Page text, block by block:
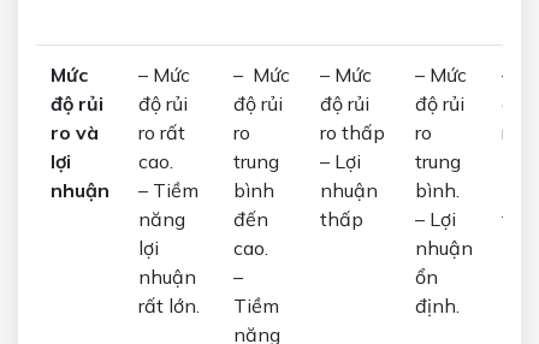
Mức
độ rủi
ro và
lợi
nhuận
– Mức
độ rủi
ro rất
cao.
– Tiềm
năng
lợi
nhuận
rất lớn.
– Mức
độ rủi
ro
trung
bình
đến
cao.
–
Tiềm
năng
– Mức
độ rủi
ro thấp
– Lợi
nhuận
thấp
– Mức
độ rủi
ro
trung
bình.
– Lợi
nhuận
ổn
định.
–
độ
ro